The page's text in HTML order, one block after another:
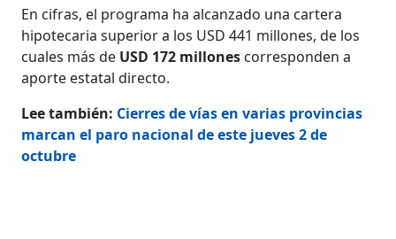
En cifras, el programa ha alcanzado una cartera
hipotecaria superior a los USD 441 millones, de los
cuales más de USD 172 millones corresponden a
aporte estatal directo.
Lee también: Cierres de vías en varias provincias
marcan el paro nacional de este jueves 2 de
octubre